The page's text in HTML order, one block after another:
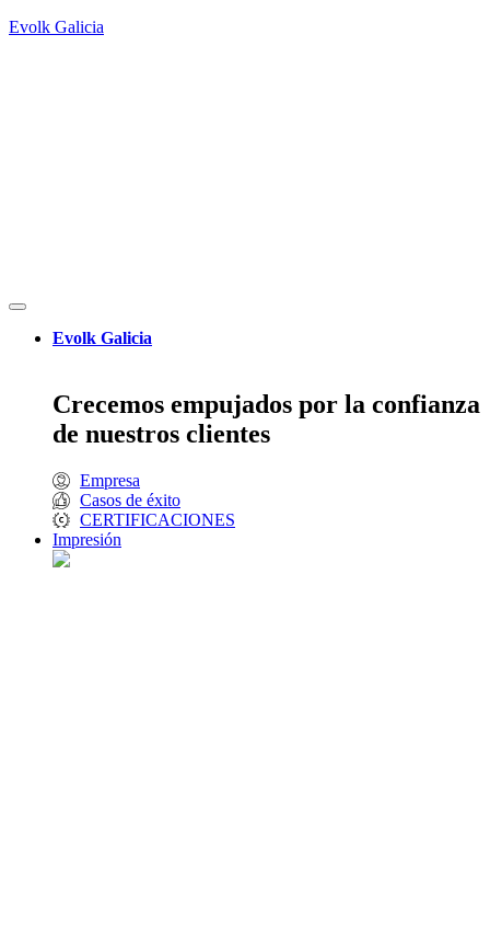
Evolk Galicia
Evolk Galicia
Crecemos empujados por la confianza
de nuestros clientes
Empresa
Casos de éxito
CERTIFICACIONES
Impresión